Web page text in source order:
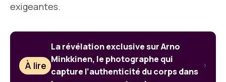
exigeantes.
À lire
La révélation exclusive sur Arno
Minkkinen, le photographe qui
capture l’authenticité du corps dans